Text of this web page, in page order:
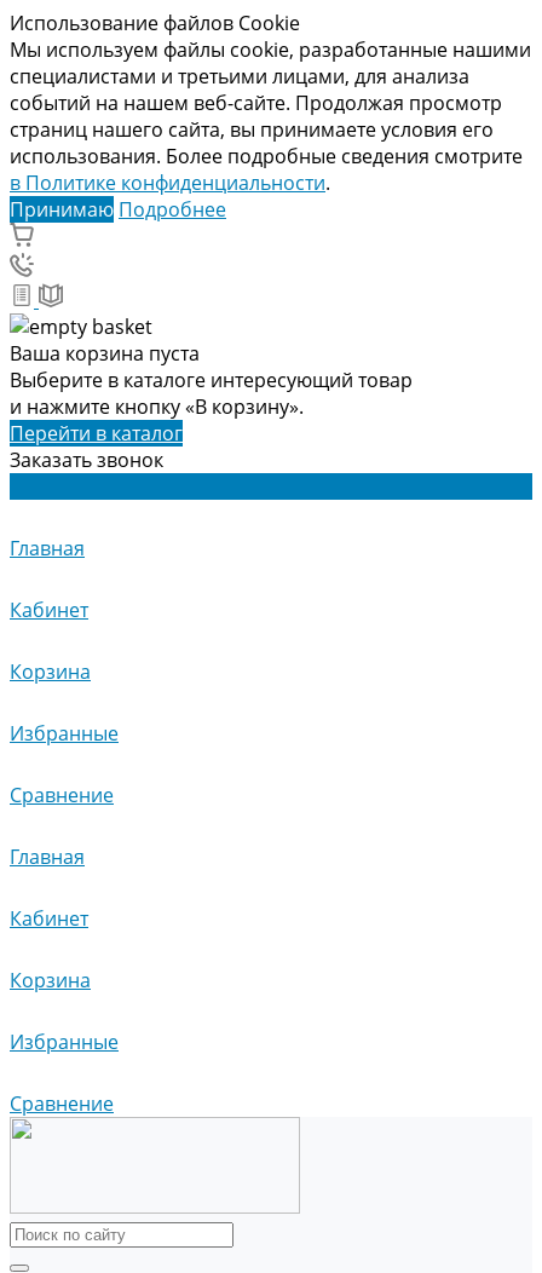
Использование файлов Cookie
Мы используем файлы cookie, разработанные нашими
специалистами и третьими лицами, для анализа
событий на нашем веб-сайте. Продолжая просмотр
страниц нашего сайта, вы принимаете условия его
использования. Более подробные сведения смотрите
в Политике конфиденциальности.
Принимаю Подробнее
Ваша корзина пуста
Выберите в каталоге интересующий товар
и нажмите кнопку «В корзину».
Перейти в каталог
Заказать звонок
Главная
Кабинет
Корзина
Избранные
Сравнение
Главная
Кабинет
Корзина
Избранные
Сравнение